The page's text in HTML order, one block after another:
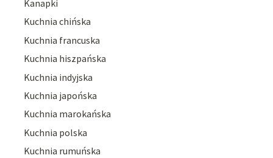
Kanapki
Kuchnia chińska
Kuchnia francuska
Kuchnia hiszpańska
Kuchnia indyjska
Kuchnia japońska
Kuchnia marokańska
Kuchnia polska
Kuchnia rumuńska